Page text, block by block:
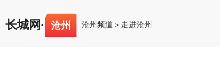
长城网· 沧州 沧州频道 > 走进沧州